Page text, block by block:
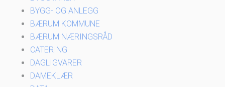
BYGG- OG ANLEGG
BÆRUM KOMMUNE
BÆRUM NÆRINGSRÅD
CATERING
DAGLIGVARER
DAMEKLÆR